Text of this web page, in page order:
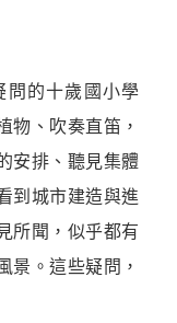
問的十歲國小學
物、吹奏直笛，
安排、聽見集體
到城市建造與進
所聞，似乎都有
景。這些疑問，